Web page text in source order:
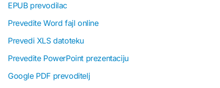
EPUB prevodilac
Prevedite Word fajl online
Prevedi XLS datoteku
Prevedite PowerPoint prezentaciju
Google PDF prevoditelj